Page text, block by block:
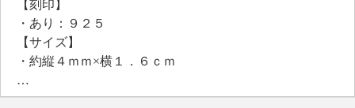
【刻印】
・あり：９２５
【サイズ】
・約縦４ｍｍ×横１．６ｃｍ
【使用素材】
・シルバー９２５